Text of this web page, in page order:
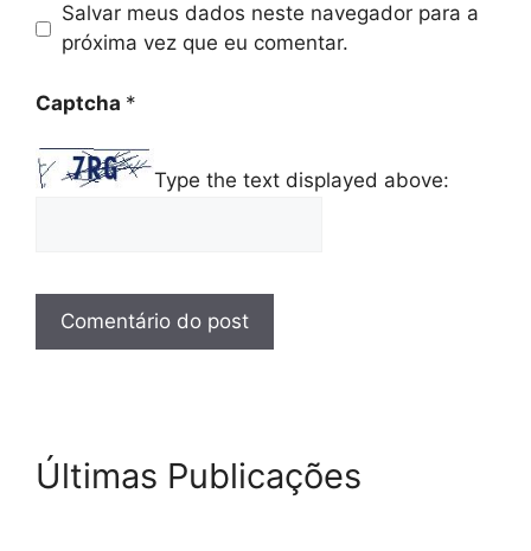
Salvar meus dados neste navegador para a
próxima vez que eu comentar.
Captcha *
Type the text displayed above:
Últimas Publicações